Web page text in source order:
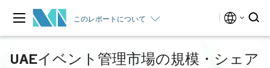
このレポートについて
UAEイベント管理市場の規模・シェア